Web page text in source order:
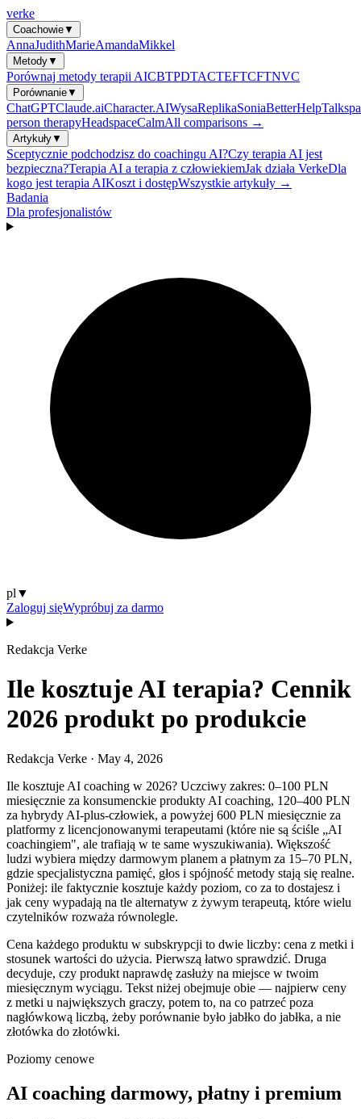
verke
Coachowie▼
AnnaJudithMarieAmandaMikkel
Metody▼
Porównaj metody terapii AICBTPDTACTEFTCFTNVC
Porównanie▼
ChatGPTClaude.aiCharacter.AIWysaReplikaSoniaBetterHelp
person therapyHeadspaceCalmAll comparisons →
Artykuły▼
Sceptycznie podchodzisz do coachingu AI?Czy terapia AI jest
bezpieczna?Terapia AI a terapia z człowiekiemJak działa VerkeDla
kogo jest terapia AIKoszt i dostępWszystkie artykuły →
Badania
Dla profesjonalistów
pl ▼
Zaloguj sięWypróbuj za darmo
Redakcja Verke
Ile kosztuje AI terapia? Cennik
2026 produkt po produkcie
Redakcja Verke · May 4, 2026
Ile kosztuje AI coaching w 2026? Uczciwy zakres: 0–100 PLN
miesięcznie za konsumenckie produkty AI coaching, 120–400 PLN
za hybrydy AI-plus-człowiek, a powyżej 600 PLN miesięcznie za
platformy z licencjonowanymi terapeutami (które nie są ściśle „AI
coachingiem", ale trafiają w te same wyszukiwania). Większość
ludzi wybiera między darmowym planem a płatnym za 15–70 PLN,
gdzie specjalistyczna pamięć, głos i spójność metody stają się realne.
Poniżej: ile faktycznie kosztuje każdy poziom, co za to dostajesz i
jak ceny wypadają na tle alternatyw z żywym terapeutą, które wielu
czytelników rozważa równolegle.
Cena każdego produktu w subskrypcji to dwie liczby: cena z metki i
stosunek wartości do użycia. Pierwszą łatwo sprawdzić. Druga
decyduje, czy produkt naprawdę zasłuży na miejsce w twoim
miesięcznym wyciągu. Tekst niżej obejmuje obie — najpierw ceny
z metki u największych graczy, potem to, na co patrzeć poza
nagłówkową liczbą, żeby porównanie było jabłko do jabłka, a nie
złotówka do złotówki.
Poziomy cenowe
AI coaching darmowy, płatny i premium